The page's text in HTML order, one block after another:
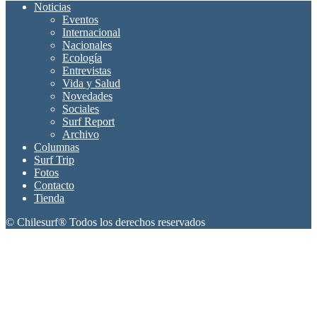
Noticias
Eventos
Internacional
Nacionales
Ecología
Entrevistas
Vida y Salud
Novedades
Sociales
Surf Report
Archivo
Columnas
Surf Trip
Fotos
Contacto
Tienda
© Chilesurf® Todos los derechos reservados